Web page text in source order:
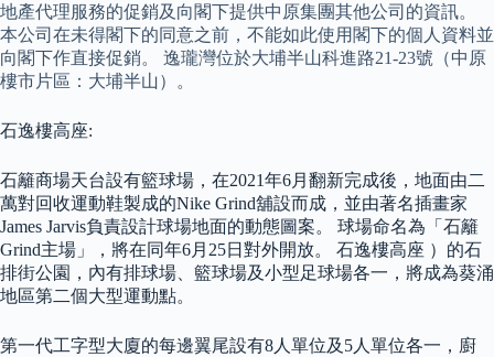
地產代理服務的促銷及向閣下提供中原集團其他公司的資訊。
本公司在未得閣下的同意之前，不能如此使用閣下的個人資料並
向閣下作直接促銷。 逸瓏灣位於大埔半山科進路21-23號（中原
樓市片區：大埔半山）。
石逸樓高座:
石籬商場天台設有籃球場，在2021年6月翻新完成後，地面由二
萬對回收運動鞋製成的Nike Grind舖設而成，並由著名插畫家
James Jarvis負責設計球場地面的動態圖案。 球場命名為「石籬
Grind主場」，將在同年6月25日對外開放。 石逸樓高座 ）的石
排街公園，內有排球場、籃球場及小型足球場各一，將成為葵涌
地區第二個大型運動點。
第一代工字型大廈的每邊翼尾設有8人單位及5人單位各一，廚